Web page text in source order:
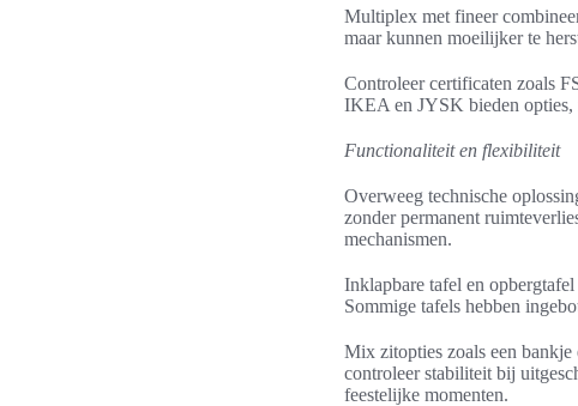
Multiplex met fineer
maar kunnen moeilijker te
Controleer certificaten zoals
IKEA en JYSK bieden opties,
Functionaliteit en flexibiliteit
Overweeg technische
zonder permanent
mechanismen.
Inklapbare tafel en
Sommige tafels hebben
Mix zitopties zoals een bankje
controleer stabiliteit bij
feestelijke momenten.